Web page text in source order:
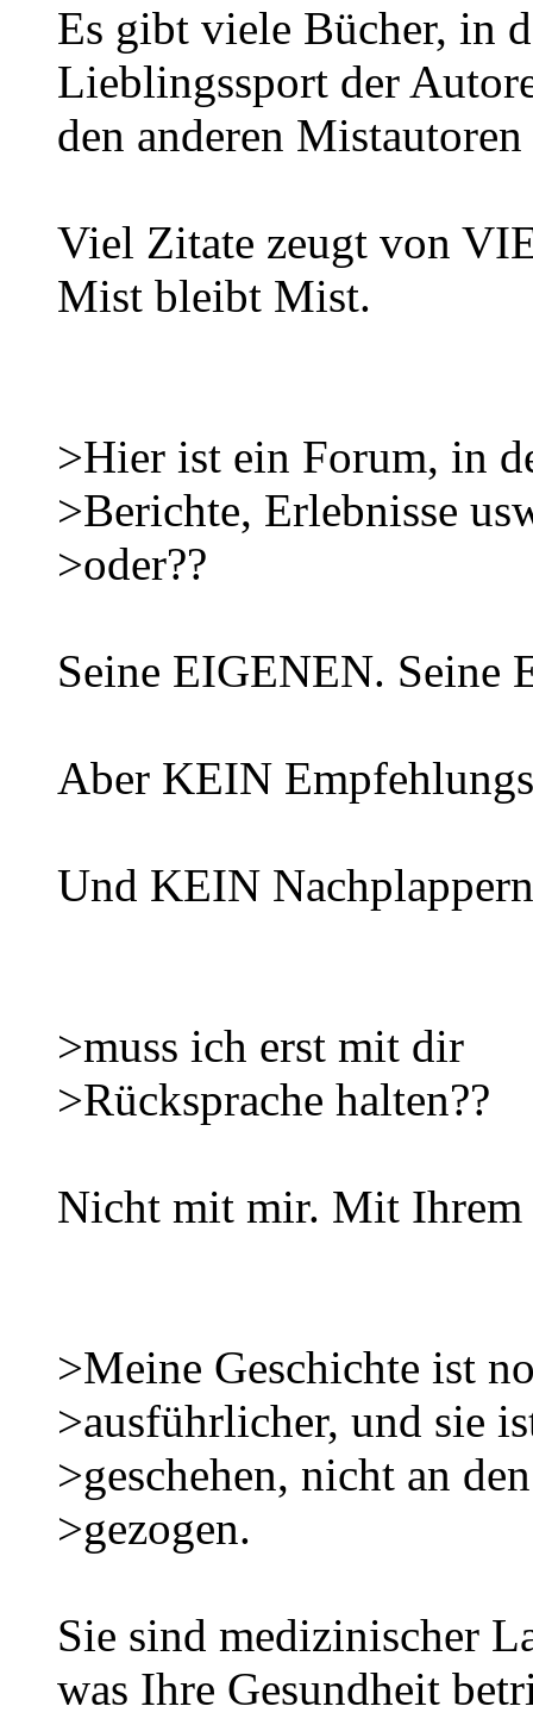
Es gibt viele Bücher, in
Lieblingssport der
den anderen
Viel Zitate zeugt von
Mist bleibt Mist.
>Hier ist ein Forum, in
>Berichte, Erlebnisse
>oder??
Seine EIGENEN. Seine
Aber KEIN
Und KEIN
>muss ich erst mit dir
>Rücksprache halten??
Nicht mit mir. Mit Ihrem
>Meine Geschichte ist
>ausführlicher, und sie
>geschehen, nicht an
>gezogen.
Sie sind medizinischer
was Ihre Gesundheit